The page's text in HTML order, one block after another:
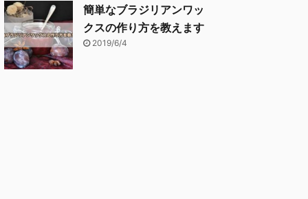
簡単なブラジリアンワッ
クスの作り方を教えます
2019/6/4